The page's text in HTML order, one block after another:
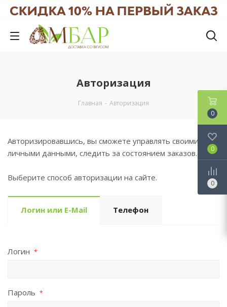
Авторизация
Главная - Авторизация
Авторизировавшись, вы сможете управлять своими
личными данными, следить за состоянием заказов.
Выберите способ авторизации на сайте.
Логин или E-Mail Телефон
Логин *
Пароль *
0
0
0